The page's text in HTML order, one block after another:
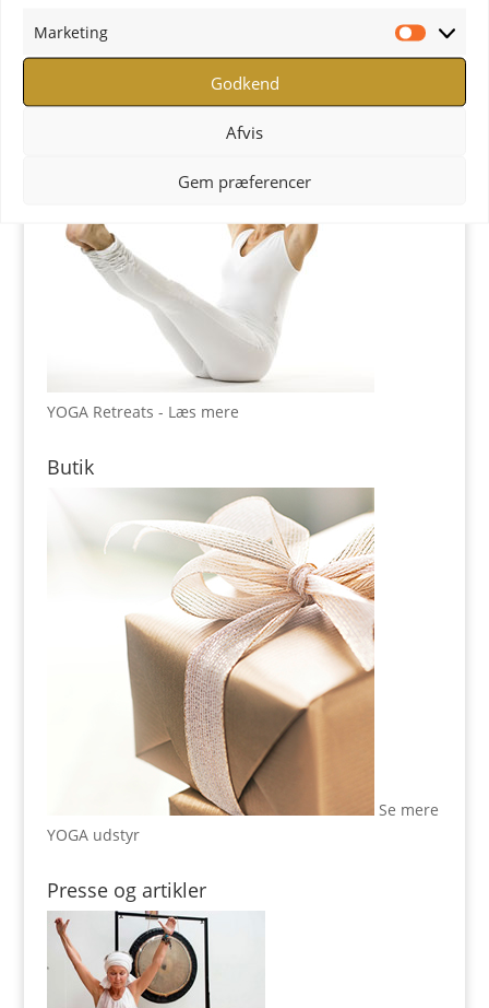
Marketing
Godkend
Afvis
Gem præferencer
YOGA Retreats
YOGA Retreats - Læs mere
Butik
Se mere
YOGA udstyr
Presse og artikler